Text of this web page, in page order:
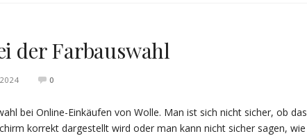
der Farbauswahl
0
bei Online-Einkäufen von Wolle. Man ist sich nicht sicher, ob das
korrekt dargestellt wird oder man kann nicht sicher sagen, wie